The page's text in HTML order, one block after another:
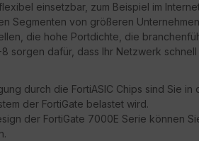
einsetzbar, zum Beispiel im
Segmenten von größeren
die hohe Portdichte, die
sorgen dafür, dass Ihr Netzwerk schnell
durch die FortiASIC Chips sind Sie
der FortiGate belastet wird.
der FortiGate 7000E Serie können